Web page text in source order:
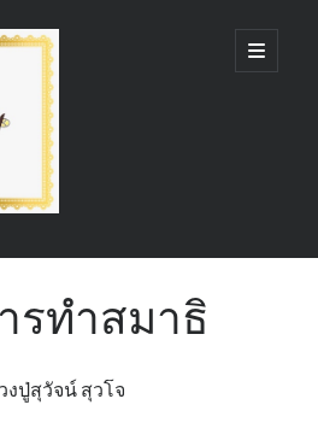
open
primary
รทำสมาธิ
งปู่สุวัจน์ สุวโจ